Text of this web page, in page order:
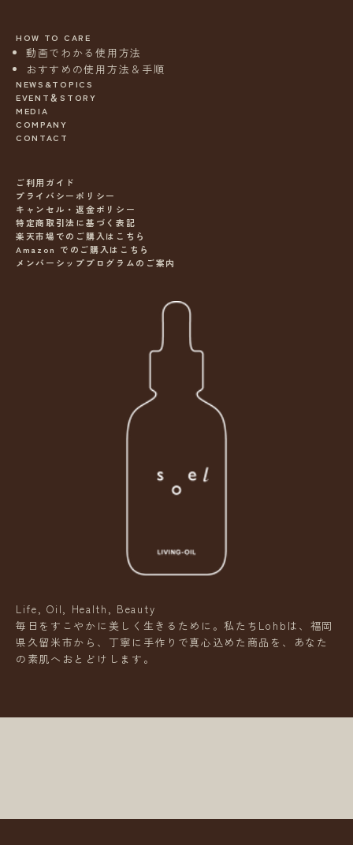
HOW TO CARE
動画でわかる使用方法
おすすめの使用方法＆手順
NEWS&TOPICS
EVENT＆STORY
MEDIA
COMPANY
CONTACT
ご利用ガイド
プライバシーポリシー
キャンセル・返金ポリシー
特定商取引法に基づく表記
楽天市場でのご購入はこちら
Amazon でのご購入はこちら
メンバーシッププログラムのご案内
Life, Oil, Health, Beauty
毎日をすこやかに美しく生きるために。私たちLohbは、福岡
県久留米市から、丁寧に手作りで真心込めた商品を、あなた
の素肌へおとどけします。
商